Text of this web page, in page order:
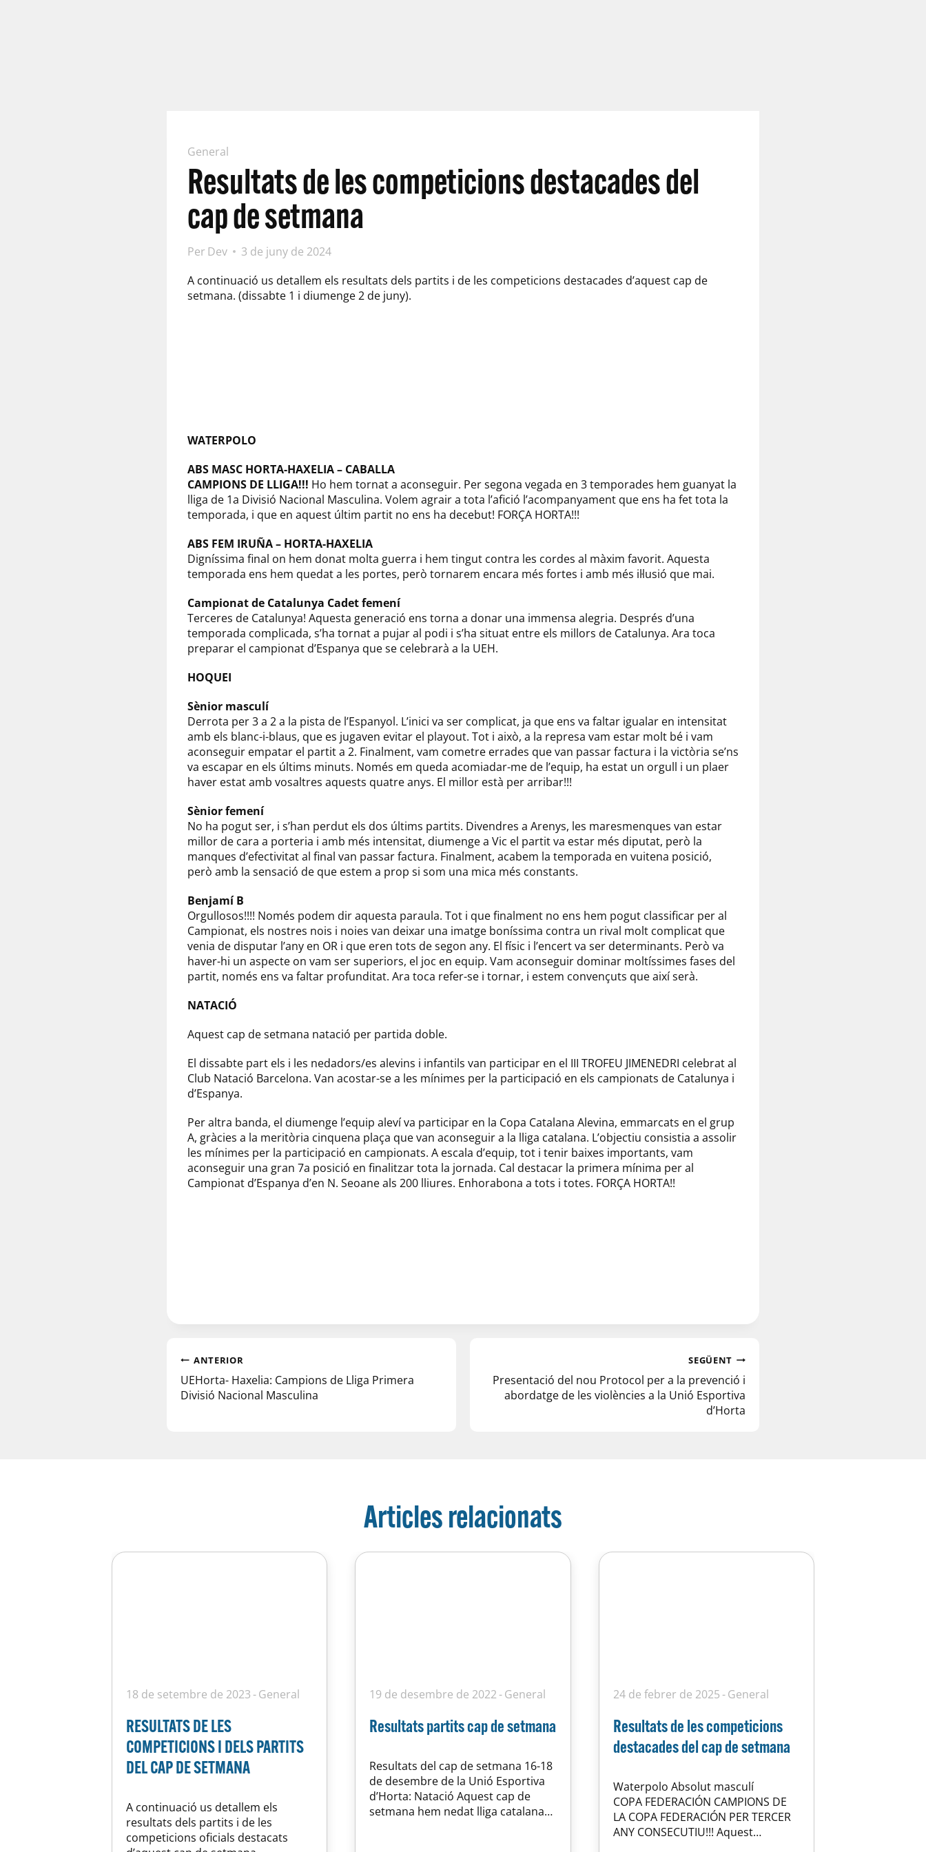
General
Resultats de les competicions destacades del
cap de setmana
Per Dev
3 de juny de 2024
A continuació us detallem els resultats dels partits i de les competicions destacades d’aquest cap de
setmana. (dissabte 1 i diumenge 2 de juny).
WATERPOLO
ABS MASC HORTA-HAXELIA – CABALLA
CAMPIONS DE LLIGA!!! Ho hem tornat a aconseguir. Per segona vegada en 3 temporades hem guanyat la
lliga de 1a Divisió Nacional Masculina. Volem agrair a tota l’afició l’acompanyament que ens ha fet tota la
temporada, i que en aquest últim partit no ens ha decebut! FORÇA HORTA!!!
ABS FEM IRUÑA – HORTA-HAXELIA
Digníssima final on hem donat molta guerra i hem tingut contra les cordes al màxim favorit. Aquesta
temporada ens hem quedat a les portes, però tornarem encara més fortes i amb més il·lusió que mai.
Campionat de Catalunya Cadet femení
Terceres de Catalunya! Aquesta generació ens torna a donar una immensa alegria. Després d’una
temporada complicada, s’ha tornat a pujar al podi i s’ha situat entre els millors de Catalunya. Ara toca
preparar el campionat d’Espanya que se celebrarà a la UEH.
HOQUEI
Sènior masculí
Derrota per 3 a 2 a la pista de l’Espanyol. L’inici va ser complicat, ja que ens va faltar igualar en intensitat
amb els blanc-i-blaus, que es jugaven evitar el playout. Tot i això, a la represa vam estar molt bé i vam
aconseguir empatar el partit a 2. Finalment, vam cometre errades que van passar factura i la victòria se’ns
va escapar en els últims minuts. Només em queda acomiadar-me de l’equip, ha estat un orgull i un plaer
haver estat amb vosaltres aquests quatre anys. El millor està per arribar!!!
Sènior femení
No ha pogut ser, i s’han perdut els dos últims partits. Divendres a Arenys, les maresmenques van estar
millor de cara a porteria i amb més intensitat, diumenge a Vic el partit va estar més diputat, però la
manques d’efectivitat al final van passar factura. Finalment, acabem la temporada en vuitena posició,
però amb la sensació de que estem a prop si som una mica més constants.
Benjamí B
Orgullosos!!!! Només podem dir aquesta paraula. Tot i que finalment no ens hem pogut classificar per al
Campionat, els nostres nois i noies van deixar una imatge boníssima contra un rival molt complicat que
venia de disputar l’any en OR i que eren tots de segon any. El físic i l’encert va ser determinants. Però va
haver-hi un aspecte on vam ser superiors, el joc en equip. Vam aconseguir dominar moltíssimes fases del
partit, només ens va faltar profunditat. Ara toca refer-se i tornar, i estem convençuts que així serà.
NATACIÓ
Aquest cap de setmana natació per partida doble.
El dissabte part els i les nedadors/es alevins i infantils van participar en el III TROFEU JIMENEDRI celebrat al
Club Natació Barcelona. Van acostar-se a les mínimes per la participació en els campionats de Catalunya i
d’Espanya.
Per altra banda, el diumenge l’equip aleví va participar en la Copa Catalana Alevina, emmarcats en el grup
A, gràcies a la meritòria cinquena plaça que van aconseguir a la lliga catalana. L’objectiu consistia a assolir
les mínimes per la participació en campionats. A escala d’equip, tot i tenir baixes importants, vam
aconseguir una gran 7a posició en finalitzar tota la jornada. Cal destacar la primera mínima per al
Campionat d’Espanya d’en N. Seoaneals 200 lliures. Enhorabona a tots i totes. FORÇA HORTA!!
ANTERIOR
UEHorta- Haxelia: Campions de Lliga Primera
Divisió Nacional Masculina
SEGÜENT
Presentació del nou Protocol per a la prevenció i
abordatge de les violències a la Unió Esportiva
d’Horta
Articles relacionats
18 de setembre de 2023 General
RESULTATS DE LES
COMPETICIONS I DELS PARTITS
DEL CAP DE SETMANA
A continuació us detallem els
resultats dels partits i de les
competicions oficials destacats
19 de desembre de 2022 General
Resultats partits cap de setmana
Resultats del cap de setmana 16-18
de desembre de la Unió Esportiva
d’Horta: Natació Aquest cap de
setmana hem nedat lliga catalana
24 de febrer de 2025 General
Resultats de les competicions
destacades del cap de setmana
Waterpolo Absolut masculí
COPA FEDERACIÓN CAMPIONS DE
LA COPA FEDERACIÓN PER TERCER
ANY CONSECUTIU!!! Aquest